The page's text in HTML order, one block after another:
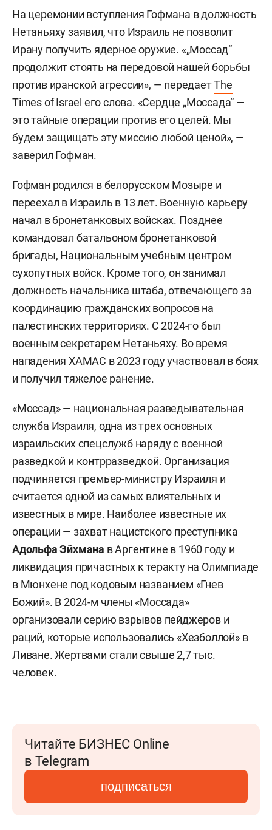
На церемонии вступления Гофмана в должность
Нетаньяху заявил, что Израиль не позволит
Ирану получить ядерное оружие. «„Моссад“
продолжит стоять на передовой нашей борьбы
против иранской агрессии», — передаетThe
Times of Israel его слова. «Сердце „Моссада“ —
это тайные операции против его целей. Мы
будем защищать эту миссию любой ценой», —
заверил Гофман.
Гофман родился в белорусском Мозыре и
переехал в Израиль в 13 лет. Военную карьеру
начал в бронетанковых войсках. Позднее
командовал батальоном бронетанковой
бригады, Национальным учебным центром
сухопутных войск. Кроме того, он занимал
должность начальника штаба, отвечающего за
координацию гражданских вопросов на
палестинских территориях. С 2024-го был
военным секретарем Нетаньяху. Во время
нападения ХАМАС в 2023 году участвовал в боях
и получил тяжелое ранение.
«Моссад» — национальная разведывательная
служба Израиля, одна из трех основных
израильских спецслужб наряду с военной
разведкой и контрразведкой. Организация
подчиняется премьер-министру Израиля и
считается одной из самых влиятельных и
известных в мире. Наиболее известные их
операции — захват нацистского преступника
Адольфа Эйхмана в Аргентине в 1960 году и
ликвидация причастных к теракту на Олимпиаде
в Мюнхене под кодовым названием «Гнев
Божий». В 2024-м члены «Моссада»
организовалисерию взрывов пейджеров и
раций, которые использовались «Хезболлой» в
Ливане. Жертвами стали свыше 2,7 тыс.
человек.
Читайте БИЗНЕС Online
в Telegram
подписаться